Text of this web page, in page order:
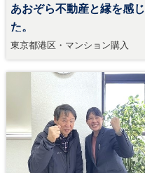
あおぞら不動産と縁を感じ
た。
東京都港区・マンション購入